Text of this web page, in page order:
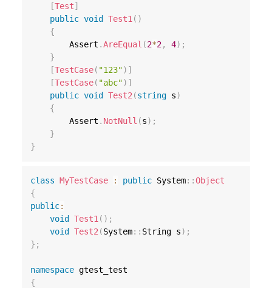
[Test]
public void Test1 ( )
{
        Assert
.AreEqual (2*2, 4) ;
}
[TestCase( "123") ]
[TestCase( "abc") ]
public void Test2 (string s)
{
        Assert
. NotNull (s) ;
}
}
class MyTestCase : public System::Object
{
public:
void
Test1 ( ) ;
void
Test2 (System:: String s) ;
} ;
namespace
{